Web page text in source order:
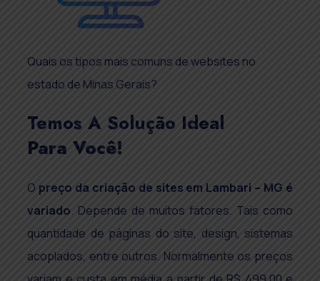
Quais os tipos mais comuns de websites no
estado de Minas Gerais?
Temos A Solução Ideal
Para Você!
O preço da criação de sites em Lambari – MG é
variado. Depende de muitos fatores. Tais como
quantidade de páginas do site, design, sistemas
acoplados, entre outros. Normalmente os preços